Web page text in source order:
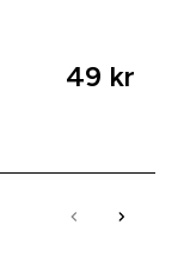
49 kr‎